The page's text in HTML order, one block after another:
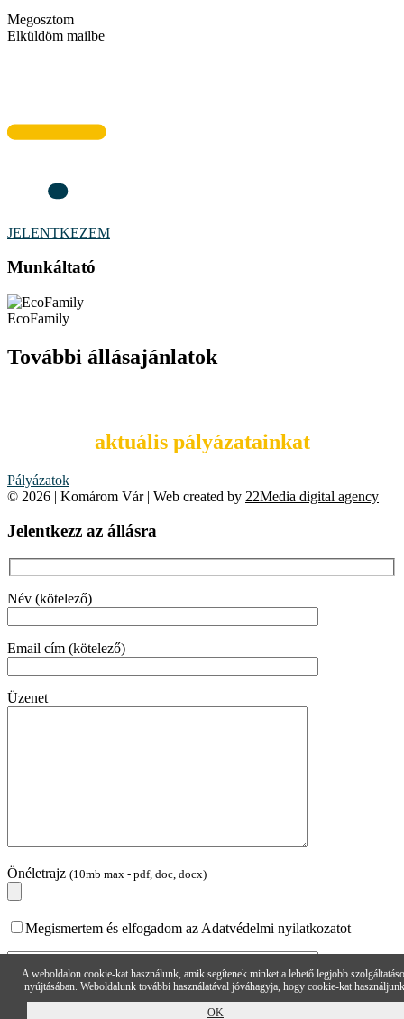
Megosztom
Elküldöm mailbe
JELENTKEZEM
Munkáltató
EcoFamily
További állásajánlatok
aktuális pályázatainkat
Pályázatok
© 2026 | Komárom Vár | Web created by 22Media digital agency
Jelentkezz az állásra
Név (kötelező)
Email cím (kötelező)
Üzenet
Önéletrajz (10mb max - pdf, doc, docx)
Megismertem és elfogadom az Adatvédelmi nyilatkozatot
A weboldalon cookie-kat használunk, amik segítenek minket a lehető legjobb
nyújtásában. Weboldalunk további használatával jóváhagyja, hogy cookie-kat
OK